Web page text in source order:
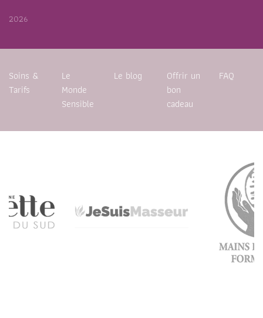
2026
Soins &
Tarifs
Le
Monde
Sensible
Le blog
Offrir un
bon
cadeau
FAQ